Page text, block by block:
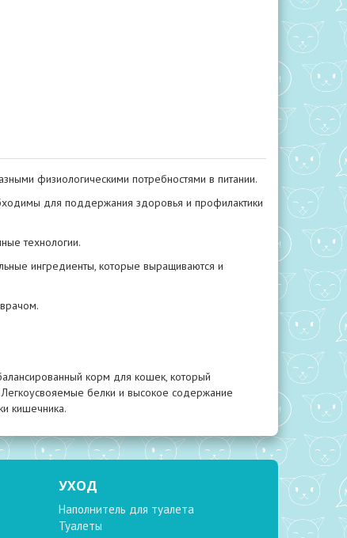
физиологическими потребностями в питании.
для поддержания здоровья и профилактики
технологии.
ингредиенты, которые выращиваются и
корм для кошек, который
белки и высокое содержание
кишечника.
УХОД
Наполнитель для туалета
Туалеты